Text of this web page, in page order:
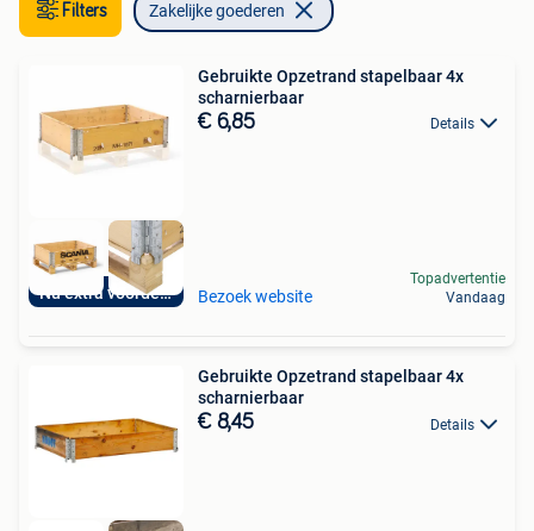
Filters Zakelijke goederen
Nu extra voordelig
Gebruikte Opzetrand stapelbaar 4x
scharnierbaar
€ 6,85 Details
Bezoek website
Topadvertentie
Vandaag
Gebruikte Opzetrand stapelbaar 4x
scharnierbaar
€ 8,45 Details